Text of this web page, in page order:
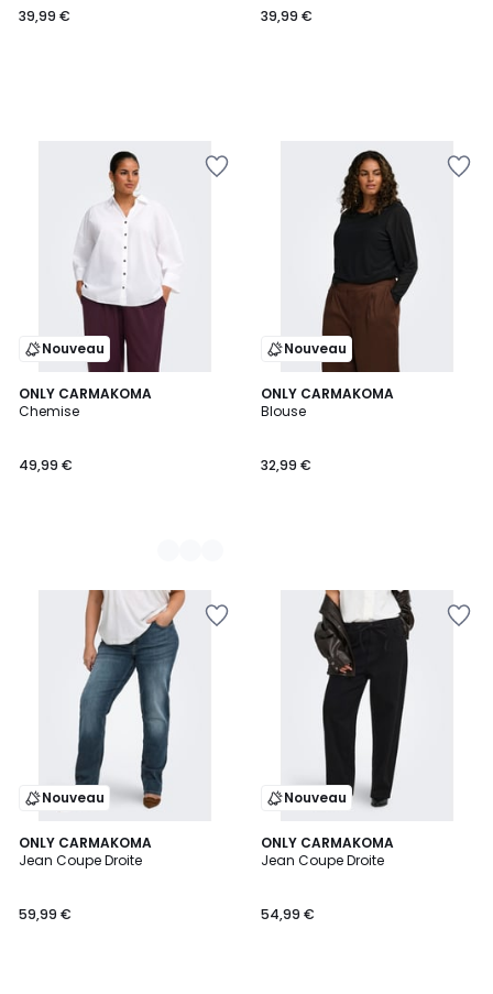
€.
39,99 € 39,99 €
Nouveau
ONLY CARMAKOMA
Chemise
49,99 €
2
Couleurs
Nouveau
ONLY CARMAKOMA
Blouse
32,99 €
Nouveau
ONLY CARMAKOMA
Jean Coupe Droite
59,99 €
Nouveau
ONLY CARMAKOMA
Jean Coupe Droite
54,99 €